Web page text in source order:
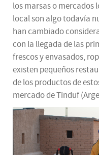
los marsas o mercados
local son algo todavía
han cambiado
con la llegada de las
frescos y envasados,
existen pequeños
de los productos de
mercado de Tinduf